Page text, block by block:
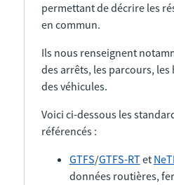
permettant de décrire les
en commun.
Ils nous renseignent
des arrêts, les parcours, les
des véhicules.
Voici ci-dessous les
référencés :
GTFS/GTFS-RTet
données routières,